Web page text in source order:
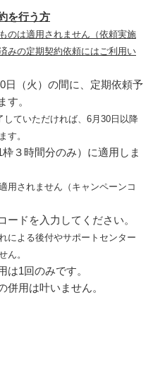
を行う方
のは適用されません（依頼実施
みの定期契約依頼にはご利用い
日（火）の間に、定期依頼予
す。
していただければ、6月30日以降
す。
枠３時間分のみ）に適用しま
用されません（キャンペーンコ
ドを入力してください。
による後付やサポートセンター
ん。
は1回のみです。
併用は叶いません。